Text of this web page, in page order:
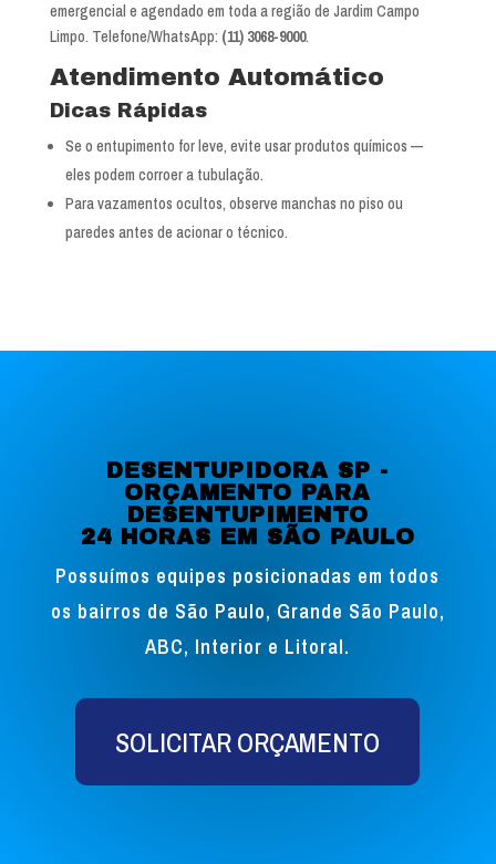
emergencial e agendado em toda a região de Jardim Campo
Limpo. Telefone/WhatsApp: (11) 3068-9000.
Atendimento Automático
Dicas Rápidas
Se o entupimento for leve, evite usar produtos químicos —
eles podem corroer a tubulação.
Para vazamentos ocultos, observe manchas no piso ou
paredes antes de acionar o técnico.
DESENTUPIDORA SP -
ORÇAMENTO PARA
DESENTUPIMENTO
24 HORAS EM SÃO PAULO
Possuímos equipes posicionadas em todos
os bairros de São Paulo, Grande São Paulo,
ABC, Interior e Litoral.
SOLICITAR ORÇAMENTO